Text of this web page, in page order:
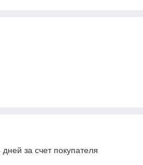
за счет покупателя